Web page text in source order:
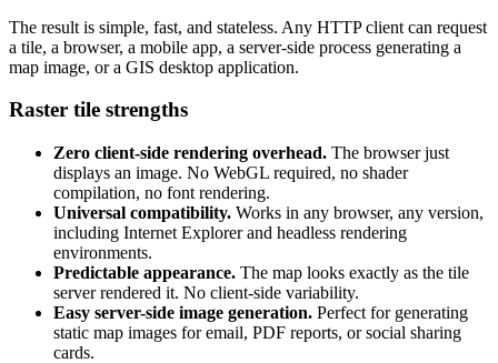
The result is simple, fast, and stateless. Any HTTP client can request
a tile, a browser, a mobile app, a server-side process generating a
map image, or a GIS desktop application.
Raster tile strengths
Zero client-side rendering overhead. The browser just
displays an image. No WebGL required, no shader
compilation, no font rendering.
Universal compatibility. Works in any browser, any version,
including Internet Explorer and headless rendering
environments.
Predictable appearance. The map looks exactly as the tile
server rendered it. No client-side variability.
Easy server-side image generation. Perfect for generating
static map images for email, PDF reports, or social sharing
cards.